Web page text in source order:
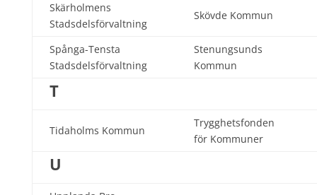
Skärholmens
Stadsdelsförvaltning
Skövde Kommun
Spånga-Tensta
Stadsdelsförvaltning
Stenungsunds
Kommun
T
Tidaholms Kommun
Trygghetsfonden
för Kommuner
U